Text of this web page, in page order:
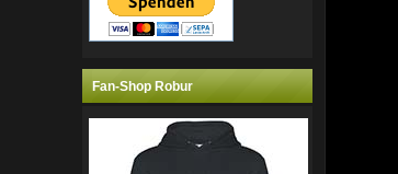
Fan-Shop Robur